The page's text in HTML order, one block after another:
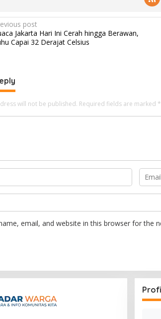
post
Jakarta Hari Ini Cerah hingga Berawan,
Capai 32 Derajat Celsius
will not be published. Required fields are marked *
email, and website in this browser for the